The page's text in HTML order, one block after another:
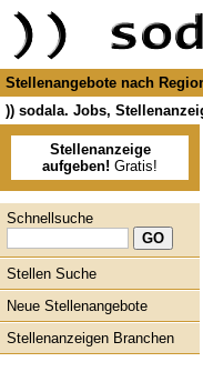
Stellenangebote nach
)) sodala. Jobs,
Stellenanzeige
aufgeben! Gratis!
Schnellsuche
Stellen Suche
Neue Stellenangebote
Stellenanzeigen Branchen